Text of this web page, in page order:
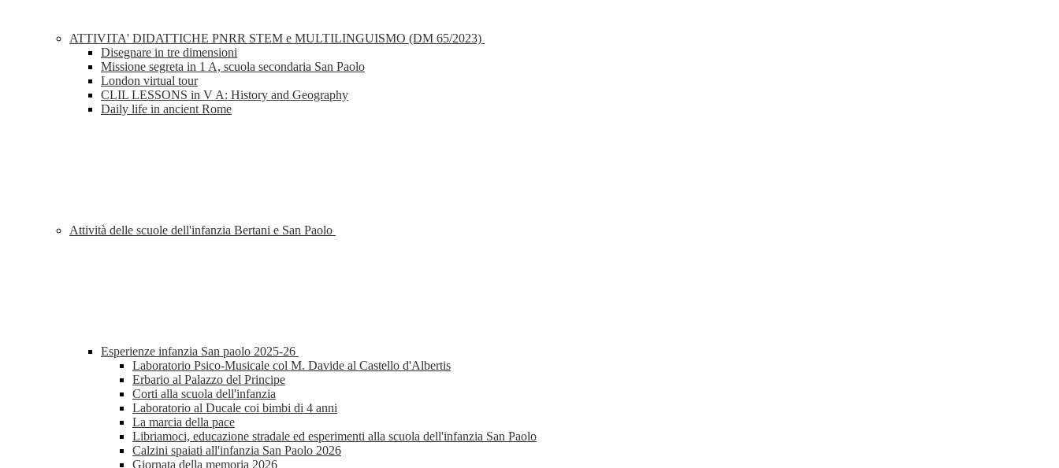
ATTIVITA' DIDATTICHE PNRR STEM e MULTILINGUISMO (DM 65/2023)
Disegnare in tre dimensioni
Missione segreta in 1 A, scuola secondaria San Paolo
London virtual tour
CLIL LESSONS in V A: History and Geography
Daily life in ancient Rome
Attività delle scuole dell'infanzia Bertani e San Paolo
Esperienze infanzia San paolo 2025-26
Laboratorio Psico-Musicale col M. Davide al Castello d'Albertis
Erbario al Palazzo del Principe
Corti alla scuola dell'infanzia
Laboratorio al Ducale coi bimbi di 4 anni
La marcia della pace
Libriamoci, educazione stradale ed esperimenti alla scuola dell'infanzia San Paolo
Calzini spaiati all'infanzia San Paolo 2026
Giornata della memoria 2026